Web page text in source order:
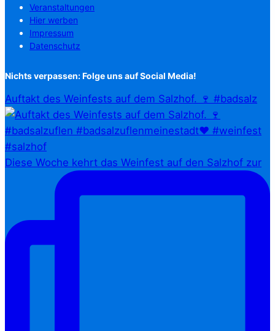
Veranstaltungen
Hier werben
Impressum
Datenschutz
Nichts verpassen: Folge uns auf Social Media!
Auftakt des Weinfests auf dem Salzhof. 🍷 #badsalz
Diese Woche kehrt das Weinfest auf den Salzhof zur